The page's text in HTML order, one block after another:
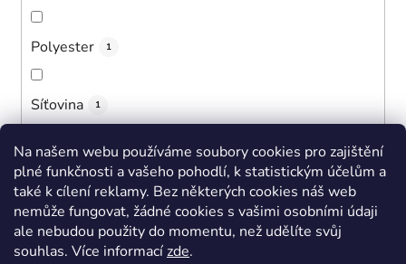
Na našem webu používáme soubory cookies pro zajištění
plné funkčnosti a vašeho pohodlí, k statistickým účelům a
také k cílení reklamy. Bez některých cookies náš web
nemůže fungovat, žádné cookies s vašimi osobními údaji
ale nebudou použity do momentu, než udělíte svůj
souhlas. Více informacízde.
Polyester 1
Síťovina 1
Neopren
Vlna